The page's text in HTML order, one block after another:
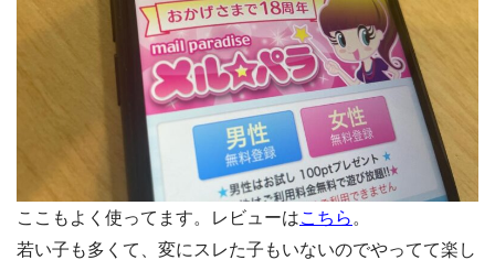
ここもよく使ってます。レビューはこちら 。
若い子も多くて、変にスレた子もいないのでやってて楽し